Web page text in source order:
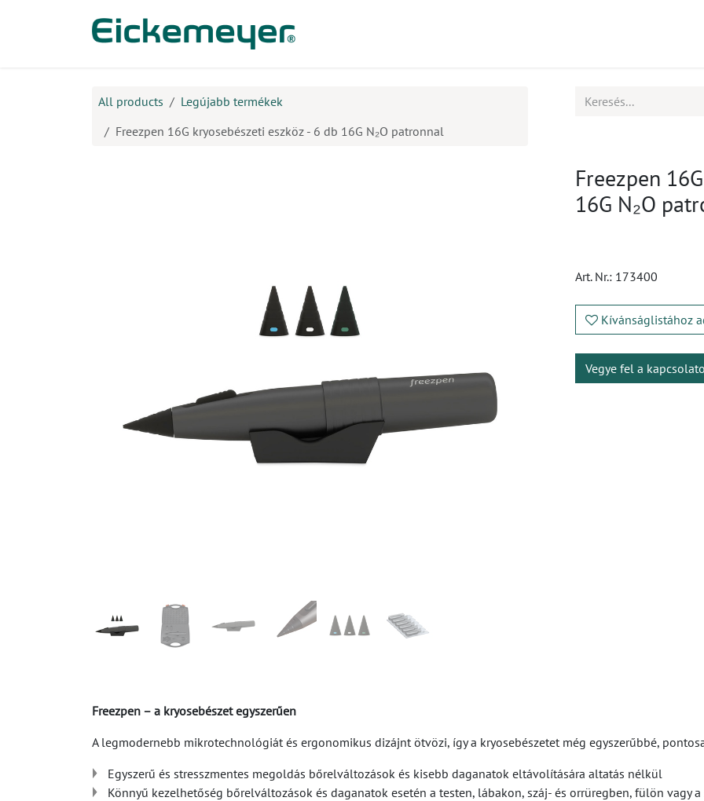
All products
Legújabb termékek
Freezpen 16G kryosebészeti eszköz - 6 db 16G N₂O patronnal
Freezpen
16G N₂O
Art. Nr.: 173400
Kívánságlistához
Vegye fel a
Freezpen – a kryosebészet egyszerűen
A legmodernebb mikrotechnológiát és ergonomikus dizájnt ötvözi, így a kryosebészetet még egyszerűbbé,
Egyszerű és stresszmentes megoldás bőrelváltozások és kisebb daganatok eltávolítására altatás nélkül
Könnyű kezelhetőség bőrelváltozások és daganatok esetén a testen, lábakon, száj- és orrüregben, fülön vagy a